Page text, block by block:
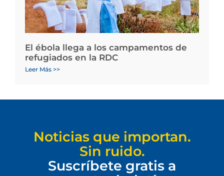
El ébola llega a los campamentos de
refugiados en la RDC
Leer Más >>
Noticias que importan.
Sin ruido.
Suscríbete gratis a